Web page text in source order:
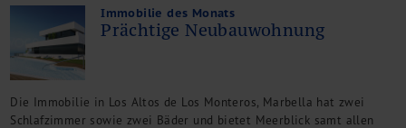
Immobilie des Monats
Prächtige Neubauwohnung
Die Immobilie in Los Altos de Los Monteros, Marbella hat zwei
Schlafzimmer sowie zwei Bäder und bietet Meerblick samt allen